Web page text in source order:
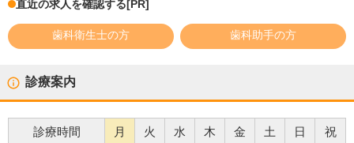
直近の求人を確認する[PR]
歯科衛生士の方 歯科助手の方
診療案内
診療時間 月 火 水 木 金 土 日 祝